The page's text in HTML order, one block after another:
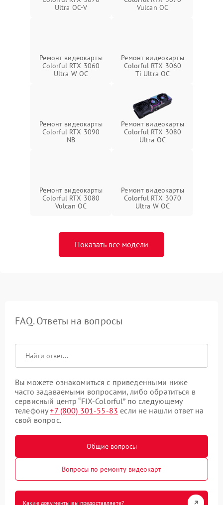
Ultra OC-V
Vulcan OC
Ремонт видеокарты
Colorful RTX 3060
Ultra W OC
Ремонт видеокарты
Colorful RTX 3060
Ti Ultra OC
Ремонт видеокарты
Colorful RTX 3090
NB
Ремонт видеокарты
Colorful RTX 3080
Ultra OC
Ремонт видеокарты
Colorful RTX 3080
Vulcan OC
Ремонт видеокарты
Colorful RTX 3070
Ultra W OC
Показать все модели
FAQ. Ответы на вопросы
Вы можете ознакомиться с приведенными ниже
часто задаваемыми вопросами, либо обратиться в
сервисный центр “FIX-Colorful” по следующему
телефону+7 (800) 301-55-83 если не нашли ответ на
свой вопрос.
Общие вопросы
Вопросы по ремонту видеокарт
Какие документы вы предоставляете?